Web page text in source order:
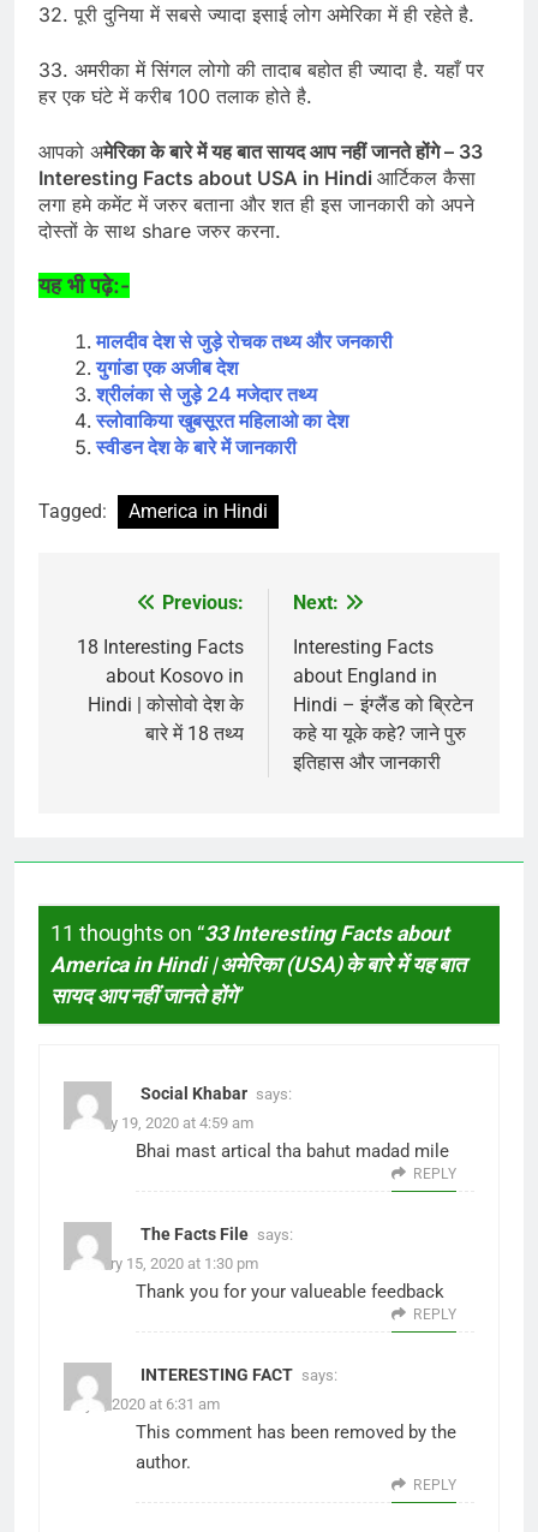
32. पूरी दुनिया में सबसे ज्यादा इसाई लोग अमेरिका में ही रहेते है.
33. अमरीका में सिंगल लोगो की तादाब बहोत ही ज्यादा है. यहाँ पर
हर एक घंटे में करीब 100 तलाक होते है.
आपको अमेरिका के बारे में यह बात सायद आप नहीं जानते होंगे – 33
Interesting Facts about USA in Hindi आर्टिकल कैसा
लगा हमे कमेंट में जरुर बताना और शत ही इस जानकारी को अपने
दोस्तों के साथ share जरुर करना.
यह भी पढ़े:-
मालदीव देश से जुड़े रोचक तथ्य और जनकारी
युगांडा एक अजीब देश
श्रीलंका से जुड़े 24 मजेदार तथ्य
स्लोवाकिया खुबसूरत महिलाओ का देश
स्वीडन देश के बारे में जानकारी
Tagged: America in Hindi
navigation
Previous:
18 Interesting Facts
about Kosovo in
Hindi | कोसोवो देश के
बारे में 18 तथ्य
Next:
Interesting Facts
about England in
Hindi – इंग्लैंड को ब्रिटेन
कहे या यूके कहे? जाने पुरु
इतिहास और जानकारी
11 thoughts on “33 Interesting Facts about
America in Hindi | अमेरिका (USA) के बारे में यह बात
सायद आप नहीं जानते होंगे”
Social Khabar says:
January 19, 2020 at 4:59 am
Bhai mast artical tha bahut madad mile
REPLY
The Facts File says:
February 15, 2020 at 1:30 pm
Thank you for your valueable feedback
REPLY
INTERESTING FACT says:
May 2, 2020 at 6:31 am
This comment has been removed by the
author.
REPLY